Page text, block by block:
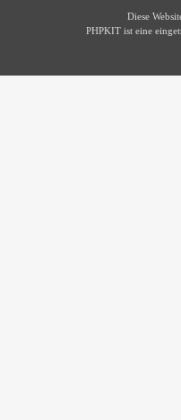
Diese
PHPKIT ist eine